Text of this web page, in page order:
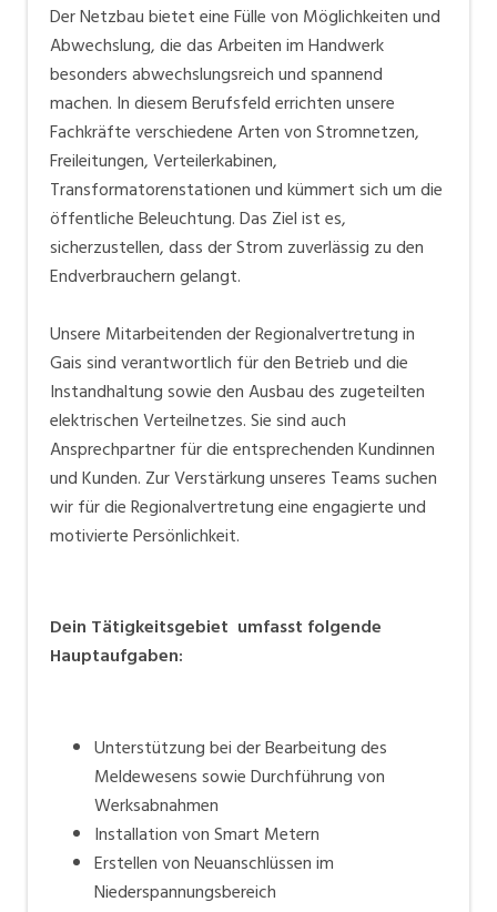
Der Netzbau bietet eine Fülle von Möglichkeiten und
Abwechslung, die das Arbeiten im Handwerk
besonders abwechslungsreich und spannend
machen. In diesem Berufsfeld errichten unsere
Fachkräfte verschiedene Arten von Stromnetzen,
Freileitungen, Verteilerkabinen,
Transformatorenstationen und kümmert sich um die
öffentliche Beleuchtung. Das Ziel ist es,
sicherzustellen, dass der Strom zuverlässig zu den
Endverbrauchern gelangt.
Unsere Mitarbeitenden der Regionalvertretung in
Gais sind verantwortlich für den Betrieb und die
Instandhaltung sowie den Ausbau des zugeteilten
elektrischen Verteilnetzes. Sie sind auch
Ansprechpartner für die entsprechenden Kundinnen
und Kunden. Zur Verstärkung unseres Teams suchen
wir für die Regionalvertretung eine engagierte und
motivierte Persönlichkeit.
Dein Tätigkeitsgebiet umfasst folgende
Hauptaufgaben:
Unterstützung bei der Bearbeitung des
Meldewesens sowie Durchführung von
Werksabnahmen
Installation von Smart Metern
Erstellen von Neuanschlüssen im
Niederspannungsbereich